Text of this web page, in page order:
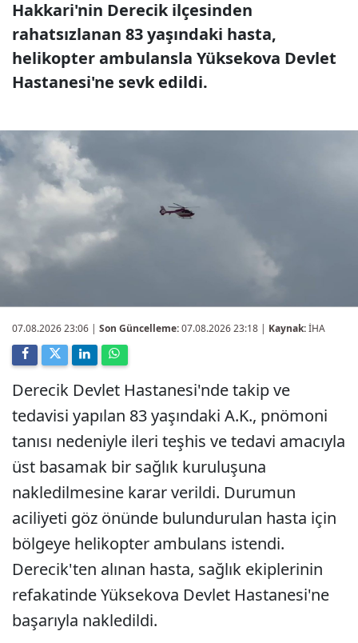
Hakkari'nin Derecik ilçesinden
rahatsızlanan 83 yaşındaki hasta,
helikopter ambulansla Yüksekova Devlet
Hastanesi'ne sevk edildi.
07.08.2026 23:06 | Son Güncelleme:07.08.2026 23:18 | Kaynak:İHA
Derecik Devlet Hastanesi'nde takip ve
tedavisi yapılan 83 yaşındaki A.K., pnömoni
tanısı nedeniyle ileri teşhis ve tedavi amacıyla
üst basamak bir sağlık kuruluşuna
nakledilmesine karar verildi. Durumun
aciliyeti göz önünde bulundurulan hasta için
bölgeye helikopter ambulans istendi.
Derecik'ten alınan hasta, sağlık ekiplerinin
refakatinde Yüksekova Devlet Hastanesi'ne
başarıyla nakledildi.